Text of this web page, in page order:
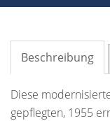
Beschreibung
Diese
gepflegten, 1955